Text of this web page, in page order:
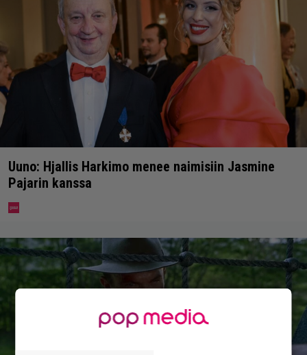
Uuno: Hjallis Harkimo menee naimisiin Jasmine
Pajarin kanssa